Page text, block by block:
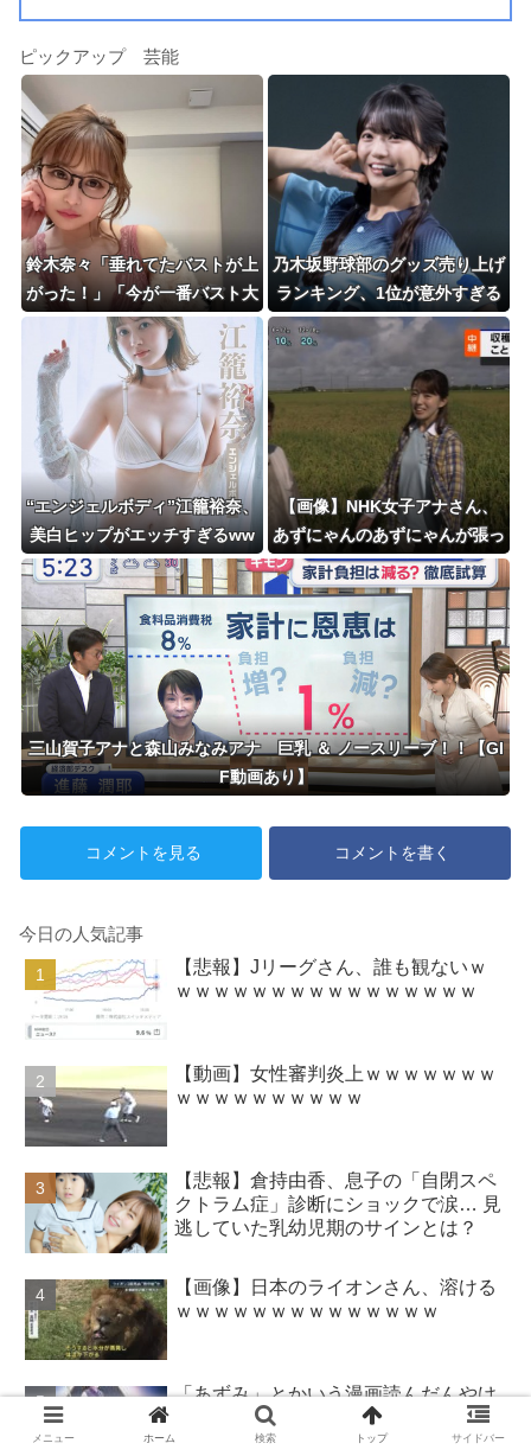
ピックアップ 芸能
鈴木奈々「垂れてたバストが上
がった！」「今が一番バスト大
きい！」 下着姿を公開、豊満
な美バストを披露 （画像あ
り）
乃木坂野球部のグッズ売り上げ
ランキング、1位が意外すぎる
wwwwwwww
“エンジェルボディ”江籠裕奈、
美白ヒップがエッチすぎるww
wwww最新水着グラビア写真
集でセクシーショット！！！
【画像】NHK女子アナさん、
あずにゃんのあずにゃんが張っ
てしまう
三山賀子アナと森山みなみアナ 巨乳 ＆ ノースリーブ！！【GI
F動画あり】
コメントを見る コメントを書く
今日の人気記事
【悲報】Jリーグさん、誰も観ないｗ
ｗｗｗｗｗｗｗｗｗｗｗｗｗｗｗｗ
【動画】女性審判炎上ｗｗｗｗｗｗｗ
ｗｗｗｗｗｗｗｗｗｗ
【悲報】倉持由香、息子の「自閉スペ
クトラム症」診断にショックで涙… 見
逃していた乳幼児期のサインとは？
【画像】日本のライオンさん、溶ける
ｗｗｗｗｗｗｗｗｗｗｗｗｗｗ
「あずみ」とかいう漫画読んだんやけ
ど、何で山で修行しただけの子供達が
あんなに強いんや
メニュー ホーム 検索 トップ サイドバー